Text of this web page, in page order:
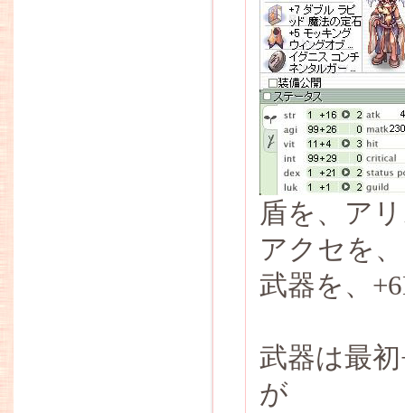
盾を、ア
アクセを
武器を、
武器は最
が